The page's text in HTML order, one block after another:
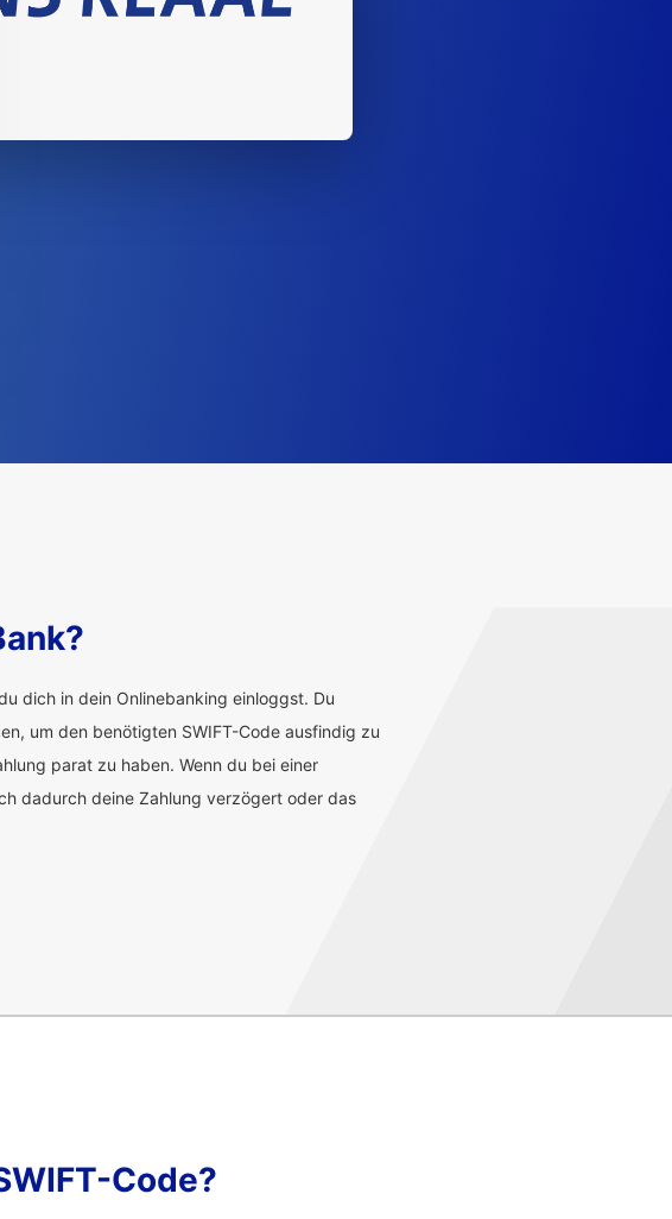
dich in dein Onlinebanking einloggst. Du
um den benötigten SWIFT-Code ausfindig zu
parat zu haben. Wenn du bei einer
dadurch deine Zahlung verzögert oder das
Code?